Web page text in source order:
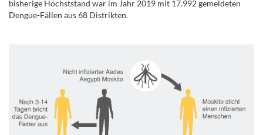
bisherige Höchststand war im Jahr 2019 mit 17.992 gemeldeten
Dengue-Fällen aus 68 Distrikten.